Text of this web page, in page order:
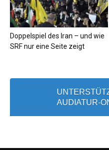
Doppelspiel des Iran – und wie
SRF nur eine Seite zeigt
AUDIATUR-